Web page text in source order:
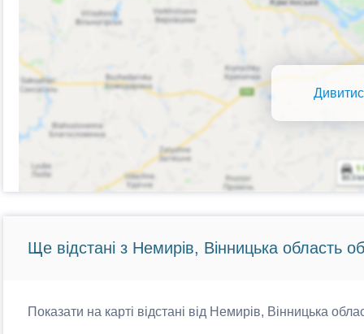
Ще відстані з Немирів, Вінницька область
Показати на карті відстані від Немирів, Вінницька